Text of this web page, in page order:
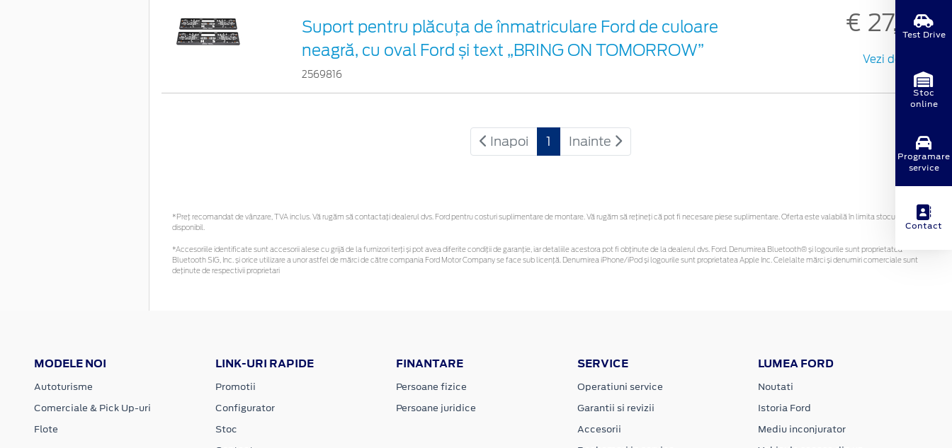
Suport pentru plăcuța de înmatriculare Ford de culoare
neagră, cu oval Ford și text „BRING ON TOMORROW”
2569816
€ 27,39
Vezi detalii
Inapoi 1 Inainte
*Preţ recomandat de vânzare, TVA inclus. Vă rugăm să contactaţi dealerul dvs. Ford pentru costuri suplimentare de montare. Vă rugăm să rețineți că pot fi necesare piese suplimentare. Oferta este valabilă în limita stocului
disponibil.
*Accesoriile identificate sunt accesorii alese cu grijă de la furnizori terți și pot avea diferite condiții de garanție, iar detaliile acestora pot fi obținute de la dealerul dvs. Ford. Denumirea Bluetooth® și logourile sunt proprietatea
Bluetooth SIG, Inc. și orice utilizare a unor astfel de mărci de către compania Ford Motor Company se face sub licență. Denumirea iPhone/iPod și logourile sunt proprietatea Apple Inc. Celelalte mărci și denumiri comerciale sunt
deținute de respectivii proprietari
MODELE NOI
Autoturisme
Comerciale & Pick Up-uri
Flote
LINK-URI RAPIDE
Promotii
Configurator
Stoc
FINANTARE
Persoane fizice
Persoane juridice
SERVICE
Operatiuni service
Garantii si revizii
Accesorii
LUMEA FORD
Noutati
Istoria Ford
Mediu inconjurator
Test Drive
Stoc
online
Programare
service
Contact